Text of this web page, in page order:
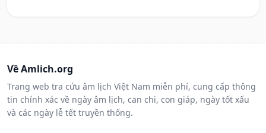
Về Amlich.org
Trang web tra cứu âm lịch Việt Nam miễn phí, cung cấp thông
tin chính xác về ngày âm lịch, can chi, con giáp, ngày tốt xấu
và các ngày lễ tết truyền thống.